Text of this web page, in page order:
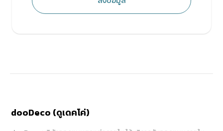
dooDeco (ดูเดคโค่)